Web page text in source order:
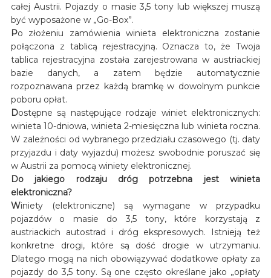
całej Austrii. Pojazdy o masie 3,5 tony lub większej muszą
być wyposażone w „Go-Box”.
Po złożeniu zamówienia winieta elektroniczna zostanie
połączona z tablicą rejestracyjną. Oznacza to, że Twoja
tablica rejestracyjna została zarejestrowana w austriackiej
bazie danych, a zatem będzie automatycznie
rozpoznawana przez każdą bramkę w dowolnym punkcie
poboru opłat.
Dostępne są następujące rodzaje winiet elektronicznych:
winieta 10-dniowa, winieta 2-miesięczna lub winieta roczna.
W zależności od wybranego przedziału czasowego (tj. daty
przyjazdu i daty wyjazdu) możesz swobodnie poruszać się
w Austrii za pomocą winiety elektronicznej.
Do jakiego rodzaju dróg potrzebna jest winieta
elektroniczna?
Winiety (elektroniczne) są wymagane w przypadku
pojazdów o masie do 3,5 tony, które korzystają z
austriackich autostrad i dróg ekspresowych. Istnieją też
konkretne drogi, które są dość drogie w utrzymaniu.
Dlatego mogą na nich obowiązywać dodatkowe opłaty za
pojazdy do 3,5 tony. Są one często określane jako „opłaty